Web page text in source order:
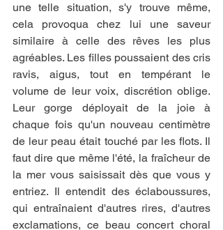
une telle situation, s'y trouve même,
cela provoqua chez lui une saveur
similaire à celle des rêves les plus
agréables. Les filles poussaient des cris
ravis, aigus, tout en tempérant le
volume de leur voix, discrétion oblige.
Leur gorge déployait de la joie à
chaque fois qu'un nouveau centimètre
de leur peau était touché par les flots. Il
faut dire que même l'été, la fraîcheur de
la mer vous saisissait dès que vous y
entriez. Il entendit des éclaboussures,
qui entraînaient d'autres rires, d'autres
exclamations, ce beau concert choral